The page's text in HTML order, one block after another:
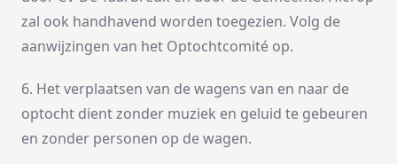
zal ook handhavend worden toegezien. Volg de
aanwijzingen van het Optochtcomité op.
6. Het verplaatsen van de wagens van en naar de
optocht dient zonder muziek en geluid te gebeuren
en zonder personen op de wagen.